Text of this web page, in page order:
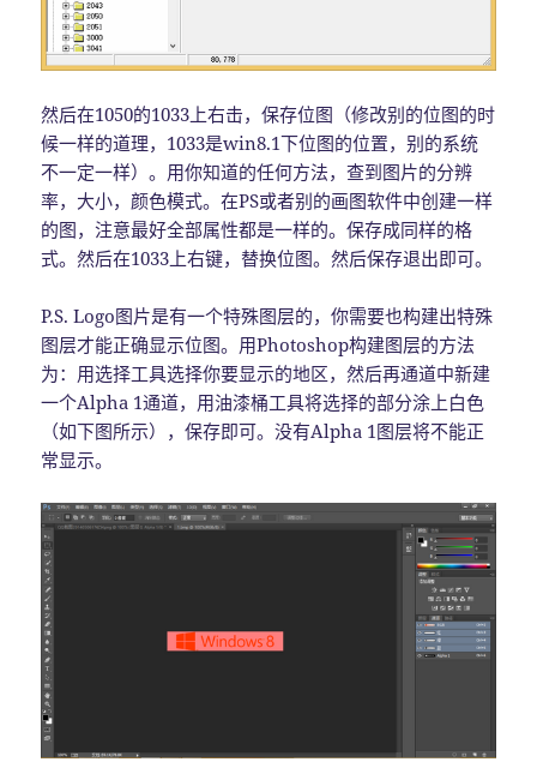
然后在1050的1033上右击，保存位图（修改别的位图的时
候一样的道理，1033是win8.1下位图的位置，别的系统
不一定一样）。用你知道的任何方法，查到图片的分辨
率，大小，颜色模式。在PS或者别的画图软件中创建一样
的图，注意最好全部属性都是一样的。保存成同样的格
式。然后在1033上右键，替换位图。然后保存退出即可。
P.S. Logo图片是有一个特殊图层的，你需要也构建出特殊
图层才能正确显示位图。用Photoshop构建图层的方法
为：用选择工具选择你要显示的地区，然后再通道中新建
一个Alpha 1通道，用油漆桶工具将选择的部分涂上白色
（如下图所示），保存即可。没有Alpha 1图层将不能正
常显示。